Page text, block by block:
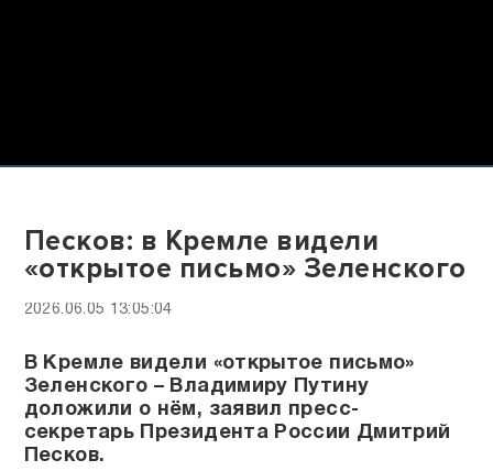
Песков: в Кремле видели
«открытое письмо» Зеленского
2026.06.05 13:05:04
В Кремле видели «открытое письмо»
Зеленского – Владимиру Путину
доложили о нём, заявил пресс-
секретарь Президента России Дмитрий
Песков.